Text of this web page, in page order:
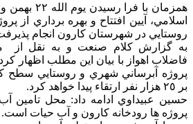
همزمان با فرا
اسلامي، آيين افتتاح و بهره برداري از
روستايي در شهرستان كارون انجام
به گزارش کلام صنعت و به نقل از
پروژه آبرساني شهري و روستايي سطح
بر ٢٥ هزار نفر ارتقاء پيدا خواهد كرد.
حسين عبيداوي ادامه داد: محل تامين
پروژه ها رودخانه کارون و آب حیات است.